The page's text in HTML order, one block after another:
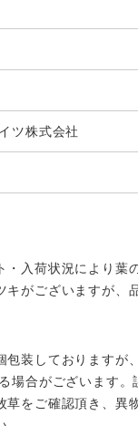
ツ株式会社
・入荷状況により葉
キがございますが、
装しておりますが
場合がございます。
草をご確認頂き、異